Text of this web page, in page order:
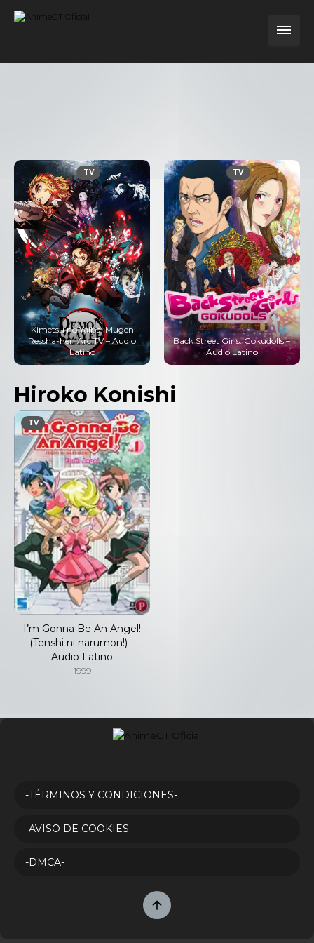
TV
Kimetsu no Yaiba: Mugen
Ressha-hen Arc TV – Audio
Latino
TV
Back Street Girls: Gokudolls –
Audio Latino
Hiroko Konishi
TV
I’m Gonna Be An Angel!
(Tenshi ni narumon!) –
Audio Latino
1999
-TÉRMINOS Y CONDICIONES-
-AVISO DE COOKIES-
-DMCA-